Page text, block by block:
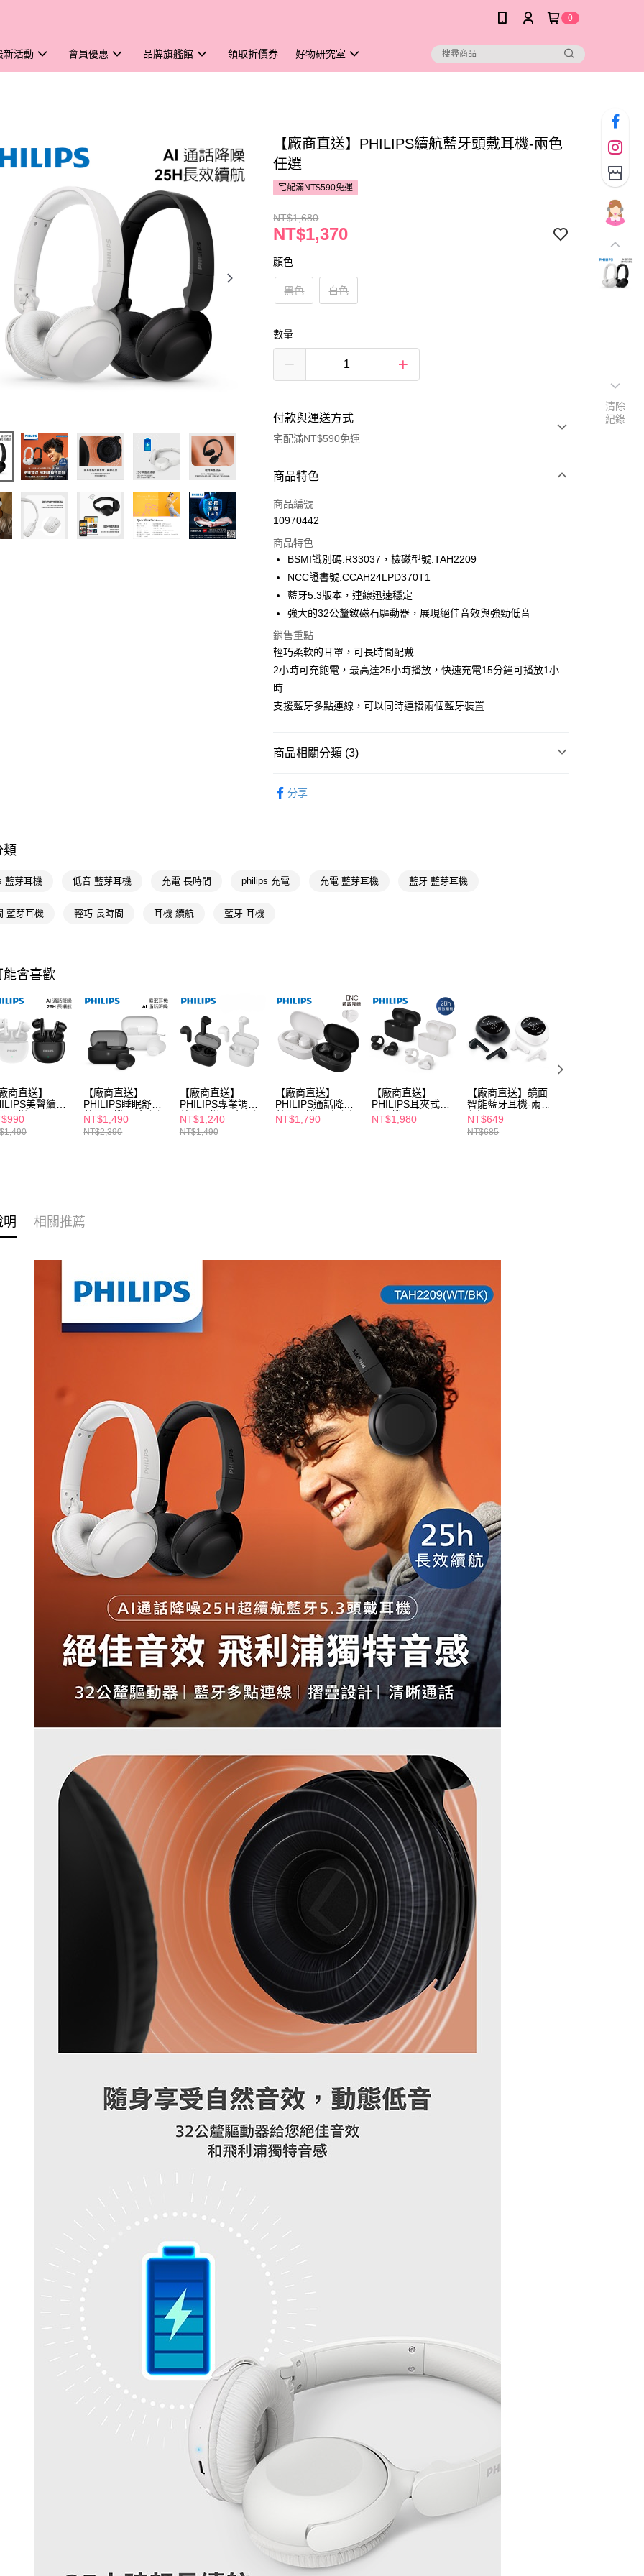
0
新活動 會員優惠 品牌旗艦館 領取折價券 好物研究室
【廠商直送】PHILIPS續航藍牙頭戴耳機-兩色
任選
宅配滿NT$590免運
NT$1,680
NT$1,370
顏色
黑色 白色
數量
付款與運送方式
宅配滿NT$590免運
付款方式
POYA支付
LINE Pay
Apple Pay
街口支付
悠遊付
AFTEE先享後付
相關說明
便利好安心！
１．簡單：不需註冊會員、不需綁卡、不需儲值。
／ATM／網路銀行／等多元方式進行付款，方視為交易完成。
※ 請注意：結帳手續完成當下不需立刻繳費，但若您需要取消訂單，請聯
交易，需依本服務之必要範圍內提供個人資料，並將交易相關給付款項請
求債權轉讓予恩沛科技股份有限公司。
２．關於個人資料處理事宜，請瀏覽以下網址：
https://aftee.tw/terms/#terms3
３．未成年的使用者請事先徵得法定代理人或監護人之同意方可使用
「AFTEE先享後付」，若未經同意申辦者引起之損失，本公司不負相關責
４．使用「AFTEE先享後付」時，將依據個別帳號之用戶狀況，依本公司
即時審查核予不同之上限額度；若仍有額度不足之情形，本公司將視審查
結果請求用戶進行身份認證。
５．嚴禁一人註冊多個帳號或使用他人資訊註冊。若發現惡意使用之情
運送方式
每筆NT$100，滿NT$590(含以上)免運費
商品特色
商品編號
10970442
商品特色
BSMI識別碼:R33037，檢磁型號:TAH2209
NCC證書號:CCAH24LPD370T1
藍牙5.3版本，連線迅速穩定
強大的32公釐釹磁石驅動器，展現絕佳音效與強勁低音
銷售重點
輕巧柔軟的耳罩，可長時間配戴
2小時可充飽電，最高達25小時播放，快速充電15分鐘可播放1小
時
支援藍牙多點連線，可以同時連接兩個藍牙裝置
商品相關分類 (3)
分享
類
藍芽耳機 低音 藍芽耳機 充電 長時間 philips 充電 充電 藍芽耳機 藍牙 藍芽耳機
藍芽耳機 輕巧 長時間 耳機 續航 藍牙 耳機
能會喜歡
商直送】
美聲續航
耳機-TAT1139
【廠商直送】
PHILIPS睡眠舒適
藍牙耳機-兩色任選
NT$1,490
NT$2,390
【廠商直送】
PHILIPS專業調音
藍牙耳機-兩色任選
NT$1,240
NT$1,490
【廠商直送】
PHILIPS通話降噪
藍牙耳機-兩色任選
NT$1,790
【廠商直送】
PHILIPS耳夾式藍
牙耳機-TAQ2000
NT$1,980
【廠商直送】鏡面
智能藍牙耳機-兩色
任選
NT$649
NT$685
明 相關推薦
清除
紀錄